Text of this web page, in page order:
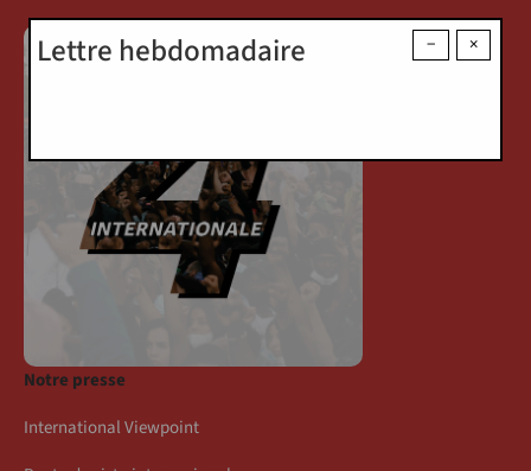
×
−
Lettre hebdomadaire
Notre presse
International Viewpoint